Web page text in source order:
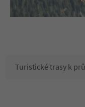
Turistické trasy k